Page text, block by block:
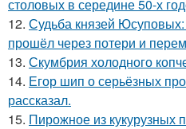
столовых в середине 50-х
12. Судьба князей
прошёл через потери и
13. Скумбрия холодного
14. Егор шип о серьёзных
рассказал.
15. Пирожное из кукурузных